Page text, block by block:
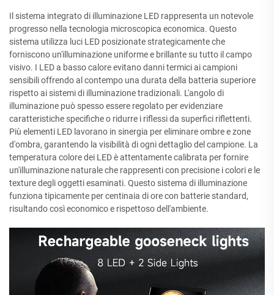
Il sistema integrato di illuminazione LED rappresenta un notevole
progresso nella tecnologia microscopica economica. Questo
sistema utilizza luci LED posizionate strategicamente che
forniscono un'illuminazione uniforme e brillante su tutto il campo
visivo. I LED a basso calore evitano danni termici ai campioni
sensibili offrendo al contempo una durata della batteria superiore
rispetto ai sistemi di illuminazione tradizionali. L'angolo di
illuminazione può spesso essere regolato per evidenziare
caratteristiche specifiche o ridurre i riflessi da superfici riflettenti.
Più elementi LED lavorano in sinergia per eliminare ombre e zone
d'ombra, garantendo la visibilità di ogni dettaglio del campione. La
temperatura colore dei LED è attentamente calibrata per fornire
un'illuminazione naturale che rappresenti con precisione i colori e le
texture degli oggetti esaminati. Questo sistema di illuminazione
funziona tipicamente per centinaia di ore con batterie standard,
risultando così economico e rispettoso dell'ambiente.